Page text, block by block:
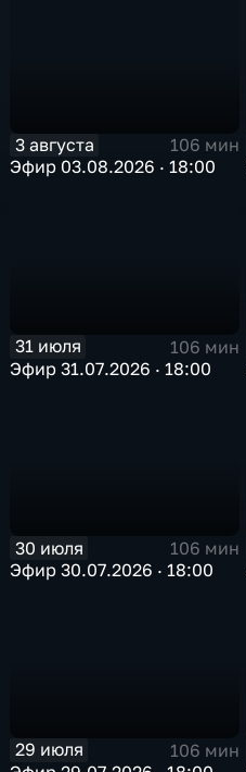
3 августа
106 мин
Эфир 03.08.2026 · 18:00
31 июля
106 мин
Эфир 31.07.2026 · 18:00
30 июля
106 мин
Эфир 30.07.2026 · 18:00
29 июля
106 мин